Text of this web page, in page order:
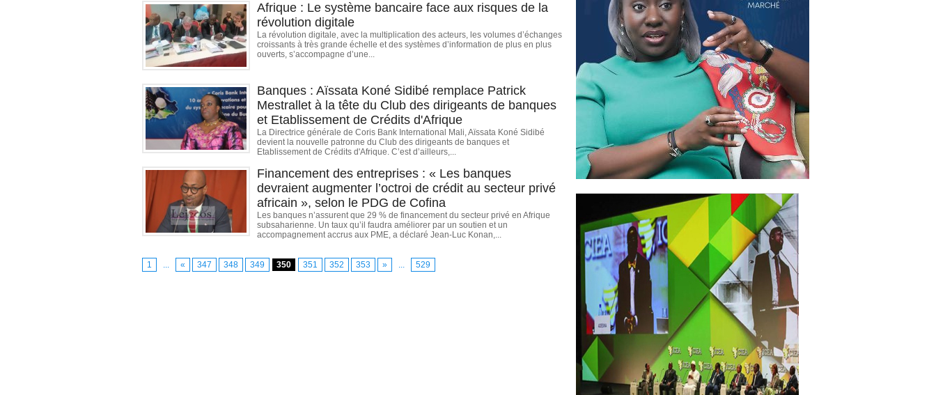
Afrique : Le système bancaire face aux risques de la
révolution digitale
La révolution digitale, avec la multiplication des acteurs, les volumes d’échanges
croissants à très grande échelle et des systèmes d’information de plus en plus
ouverts, s’accompagne d’une...
Banques : Aïssata Koné Sidibé remplace Patrick
Mestrallet à la tête du Club des dirigeants de banques
et Etablissement de Crédits d'Afrique
La Directrice générale de Coris Bank International Mali, Aïssata Koné Sidibé
devient la nouvelle patronne du Club des dirigeants de banques et
Etablissement de Crédits d'Afrique. C’est d’ailleurs,...
Financement des entreprises : « Les banques
devraient augmenter l’octroi de crédit au secteur privé
africain », selon le PDG de Cofina
Les banques n’assurent que 29 % de financement du secteur privé en Afrique
subsaharienne. Un taux qu’il faudra améliorer par un soutien et un
accompagnement accrus aux PME, a déclaré Jean-Luc Konan,...
1 ... « 347 348 349 350 351 352 353 » ... 529